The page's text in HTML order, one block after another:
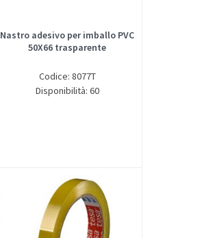
Nastro adesivo per imballo PVC
50X66 trasparente
Codice: 8077T
Disponibilità: 60